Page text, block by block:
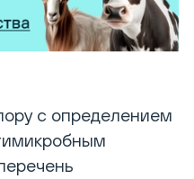
с определением